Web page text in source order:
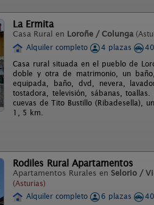
La Ermita
Casa Rural en Loroñe / Colunga
Alquiler completo
4 plazas
Casa rural situada en el pueblo de
doble y otra de matrimonio, un
equipada, baño, dvd, nevera,
tostadora, televisión, sábanas,
cuevas de Tito Bustillo (Ribadesella),
1, 5 km.
Rodiles Rural Apartamentos
Apartamentos Rurales en Selorio /
(Asturias)
Alquiler completo 6 plazas